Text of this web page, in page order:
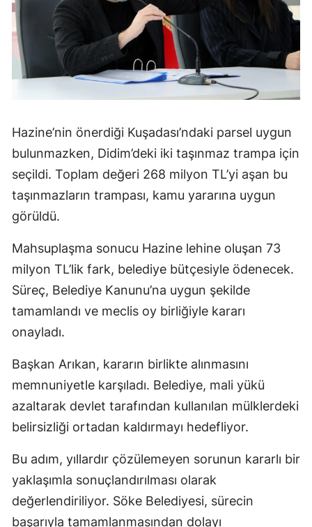
Hazine’nin önerdiği Kuşadası’ndaki parsel uygun
bulunmazken, Didim’deki iki taşınmaz trampa için
seçildi. Toplam değeri 268 milyon TL’yi aşan bu
taşınmazların trampası, kamu yararına uygun
görüldü.
Mahsuplaşma sonucu Hazine lehine oluşan 73
milyon TL’lik fark, belediye bütçesiyle ödenecek.
Süreç, Belediye Kanunu’na uygun şekilde
tamamlandı ve meclis oy birliğiyle kararı
onayladı.
Başkan Arıkan, kararın birlikte alınmasını
memnuniyetle karşıladı. Belediye, mali yükü
azaltarak devlet tarafından kullanılan mülklerdeki
belirsizliği ortadan kaldırmayı hedefliyor.
Bu adım, yıllardır çözülemeyen sorunun kararlı bir
yaklaşımla sonuçlandırılması olarak
değerlendiriliyor. Söke Belediyesi, sürecin
başarıyla tamamlanmasından dolayı